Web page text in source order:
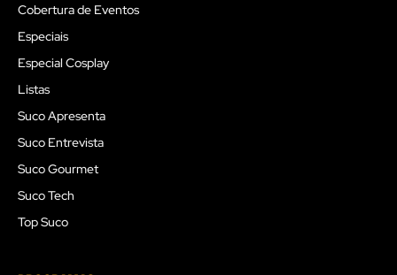
Cobertura de Eventos
Especiais
Especial Cosplay
Listas
Suco Apresenta
Suco Entrevista
Suco Gourmet
Suco Tech
Top Suco